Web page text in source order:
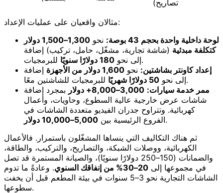
تصاريح)
مثالان واقعيان على عمليات الإعداد:
لوحة داخلية واحدة بحجم 43 بوصة:
نحو
1,300–1,500 دولار
كتكلفة مبدئية (شاشة تجارية، مشغّل، حامل، تركيب) إضافة
إلى نحو 180 دولارًا سنويًا
للبرمجيات.
إعداد كاونتر بشاشتين: نحو 1,600 دولار من الأجهزة
إضافة
إلى نحو 50 دولارًا شهريًا
للبرمجيات للشاشتين معًا.
ممر خدمة سيارات: 3,000–8,000+ دولار
بمجرد إضافة
شاشات عرض خارجية عالية السطوع، وحاويات، وأعمال
كهربائية. وتتراوح جدران الفيديو متعددة الشاشات في
الفروع الرئيسية بين 5,000–10,000 دولار
.
ثم هناك التكاليف التي ينساها المشغّلون باستمرار. فالأعمال
الكهربائية، ووصلات الشبكة، والتصاريح، والتركيب، والطاقة،
والضمانات (150–250 دولارًا سنويًا)، والصيانة المستمرة قد تصل
في مجموعها إلى 20–30% من إنفاقك السنوي
. وعادةً ما تدوم
الشاشات التجارية نحو 3–5 سنوات في بيئة المطعم قبل أن يخفت
سطوعها.